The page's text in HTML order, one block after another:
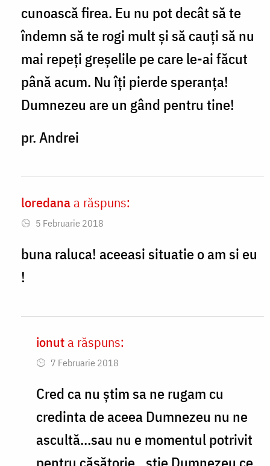
Raluca
cunoască firea. Eu nu pot decât să te
îndemn să te rogi mult și să cauți să nu
mai repeți greșelile pe care le-ai făcut
până acum. Nu îți pierde speranța!
Dumnezeu are un gând pentru tine!
pr. Andrei
In
reply
to
Cum
ma
rog
intrebarea
Raluca
loredana a răspuns:
5 Februarie 2018
buna raluca! aceeasi situatie o am si eu
!
In
reply
to
buna
raluca!
ionut a răspuns:
7 Februarie 2018
Cred ca nu știm sa ne rugam cu
credinta de aceea Dumnezeu nu ne
ascultă...sau nu e momentul potrivit